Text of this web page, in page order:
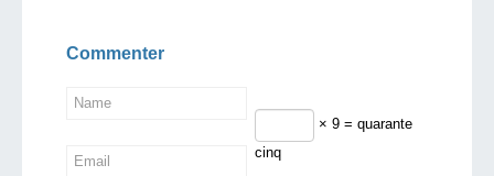
Commenter
× 9 = quarante
cinq